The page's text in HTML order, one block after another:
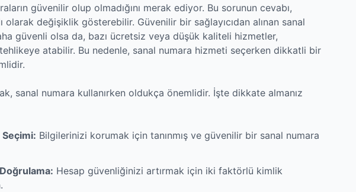
güvenilir olup olmadığını merak ediyor. Bu sorunun cevabı,
olarak değişiklik gösterebilir. Güvenilir bir sağlayıcıdan alınan sanal
güvenli olsa da, bazı ücretsiz veya düşük kaliteli hizmetler,
tehlikeye atabilir. Bu nedenle, sanal numara hizmeti seçerken dikkatli bir
sanal numara kullanırken oldukça önemlidir. İşte dikkate almanız
Seçimi: Bilgilerinizi korumak için tanınmış ve güvenilir bir sanal numara
Hesap güvenliğinizi artırmak için iki faktörlü kimlik